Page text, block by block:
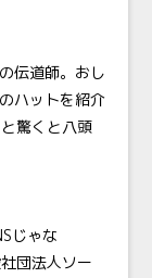
伝道師。おし
ハットを紹介
驚くと八頭
じゃな
団法人ソー